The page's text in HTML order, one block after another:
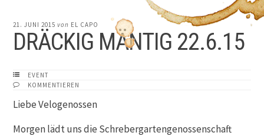
21. JUNI 2015 von EL CAPO
DRÄCKIG MÄNTIG 22.6.15
EVENT
KOMMENTIEREN
Liebe Velogenossen
Morgen lädt uns die Schrebergartengenossenschaft